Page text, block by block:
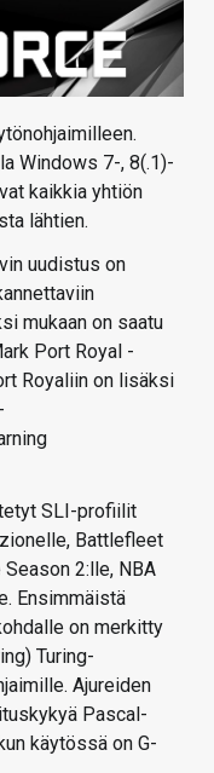
Windows 7-, 8(.1)-
kaikkia yhtiön
lähtien.
uudistus on
mukaan on saatu
Port Royal -
Royaliin on lisäksi
SLI-profiilit
Battlefleet
2:lle, NBA
Ensimmäistä
on merkitty
Turing-
Ajureiden
Pascal-
käytössä on G-